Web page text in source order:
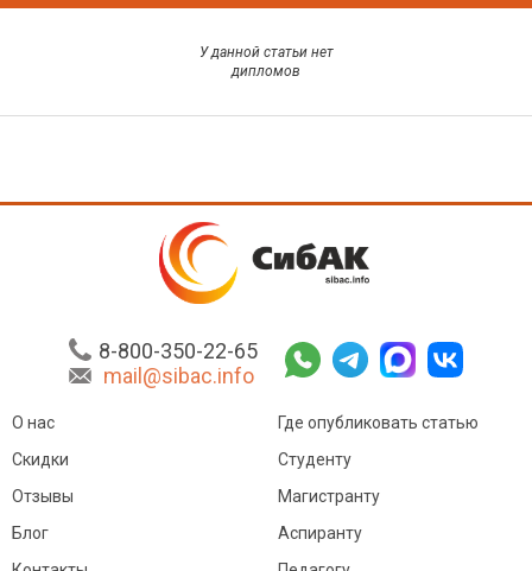
У данной статьи нет
дипломов
8-800-350-22-65
mail@sibac.info
О нас
Скидки
Отзывы
Блог
Где опубликовать статью
Студенту
Магистранту
Аспиранту